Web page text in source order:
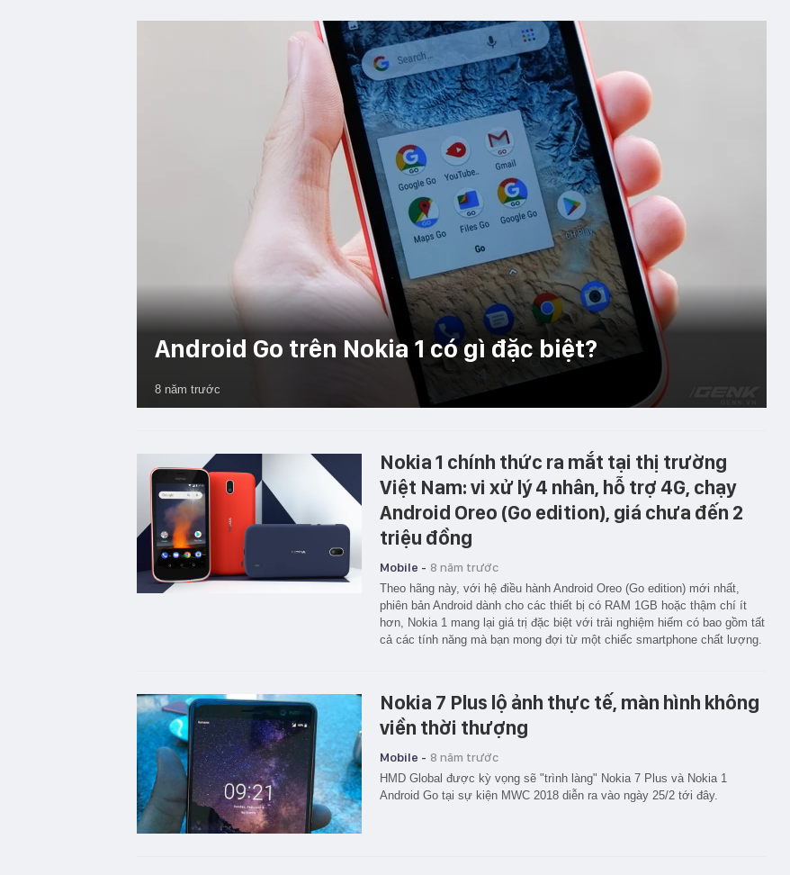
Android Go trên Nokia 1 có gì đặc biệt?
8 năm trước
Nokia 1 chính thức ra mắt tại thị trường
Việt Nam: vi xử lý 4 nhân, hỗ trợ 4G, chạy
Android Oreo (Go edition), giá chưa đến 2
triệu đồng
Mobile - 8 năm trước
Theo hãng này, với hệ điều hành Android Oreo (Go edition) mới nhất,
phiên bản Android dành cho các thiết bị có RAM 1GB hoặc thậm chí ít
hơn, Nokia 1 mang lại giá trị đặc biệt với trải nghiệm hiếm có bao gồm tất
cả các tính năng mà bạn mong đợi từ một chiếc smartphone chất lượng.
Nokia 7 Plus lộ ảnh thực tế, màn hình không
viền thời thượng
Mobile - 8 năm trước
HMD Global được kỳ vọng sẽ "trình làng" Nokia 7 Plus và Nokia 1
Android Go tại sự kiện MWC 2018 diễn ra vào ngày 25/2 tới đây.